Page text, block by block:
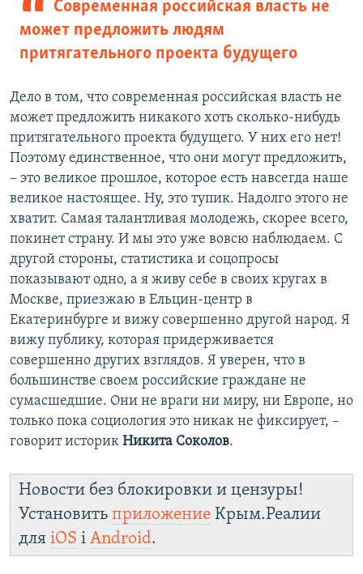
Современная российская власть не
может предложить людям
притягательного проекта будущего
Дело в том, что современная российская власть не
может предложить никакого хоть сколько-нибудь
притягательного проекта будущего. У них его нет!
Поэтому единственное, что они могут предложить,
– это великое прошлое, которое есть навсегда наше
великое настоящее. Ну, это тупик. Надолго этого не
хватит. Самая талантливая молодежь, скорее всего,
покинет страну. И мы это уже вовсю наблюдаем. С
другой стороны, статистика и соцопросы
показывают одно, а я живу себе в своих кругах в
Москве, приезжаю в Ельцин-центр в
Екатеринбурге и вижу совершенно другой народ. Я
вижу публику, которая придерживается
совершенно других взглядов. Я уверен, что в
большинстве своем российские граждане не
сумасшедшие. Они не враги ни миру, ни Европе, но
только пока социология это никак не фиксирует, –
говорит историк Никита Соколов.
Новости без блокировки и цензуры!
Установить приложение Крым.Реалии
для iOS і Android.